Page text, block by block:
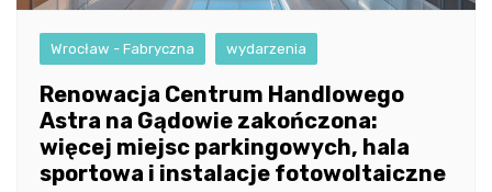
Wrocław - Fabryczna wydarzenia
Renowacja Centrum Handlowego
Astra na Gądowie zakończona:
więcej miejsc parkingowych, hala
sportowa i instalacje fotowoltaiczne